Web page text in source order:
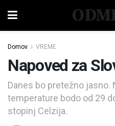
Domov VREME
Napoved za
Danes bo pretežno jasno.
temperature bodo od 29
stopinj Celzija.